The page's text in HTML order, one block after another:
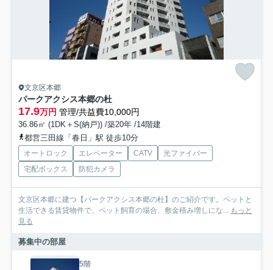
文京区本郷
パークアクシス本郷の杜
17.9万円 管理/共益費10,000円
36.86㎡ (1DK＋S(納戸)) /築20年 /14階建
都営三田線「春日」駅 徒歩10分
オートロック エレベーター CATV
光ファイバー
宅配ボックス
防犯カメラ
文京区本郷に建つ【パークアクシス本郷の杜】のご紹介です。ペットと
生活できる賃貸物件で、ペット飼育の場合、敷金積み増しにな... もっと
見る
募集中の部屋
5階